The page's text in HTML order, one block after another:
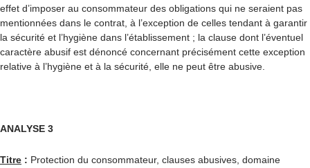
effet d’imposer au consommateur des obligations qui ne seraient pas
mentionnées dans le contrat, à l’exception de celles tendant à garantir
la sécurité et l’hygiène dans l’établissement ; la clause dont l’éventuel
caractère abusif est dénoncé concernant précisément cette exception
relative à l’hygiène et à la sécurité, elle ne peut être abusive.
ANALYSE 3
Titre : Protection du consommateur, clauses abusives, domaine